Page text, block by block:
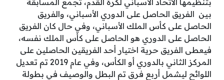
بين الفريق الحاصل على الدوري الأسباني، والفريق
الحاصل على كأس الملك الأسباني، وفي حال كان الفريق
الحاصل على الدوري هو الحاصل على كأس الملك نفسه،
فيعطى الفريق حرية اختيار أحد الفريقين الحاصلين على
المركز الثاني بالدوري أو الكأس، وفي عام 2019 تم تعديل
اللوائح ليشمل أربع فرق تم البطل والوصيف في بطولة